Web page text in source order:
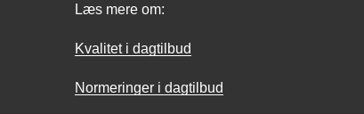
Læs mere om:
Kvalitet i dagtilbud
Normeringer i dagtilbud